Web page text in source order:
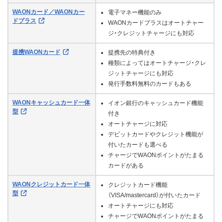
WAONカード／WAONカー
ドプラス
電子マネー機能のみ
WAONカードプラスはオートチャー
ジ・クレジットチャージにも対応
提携WAONカード
提携先の特典付き
種類によってはオートチャージ・クレ
ジットチャージにも対応
発行手数料無料のカードもある
WAONキャッシュカード一体
型
イオン銀行のキャッシュカード機能
付き
オートチャージに対応
デビットカードやクレジット機能が
付いたカードも選べる
チャージでWAONポイントがたまる
カードがある
WAONクレジットカード一体
型
クレジットカード機能
（VISA/mastercard）が付いたカード
オートチャージにも対応
チャージでWAONポイントがたまる